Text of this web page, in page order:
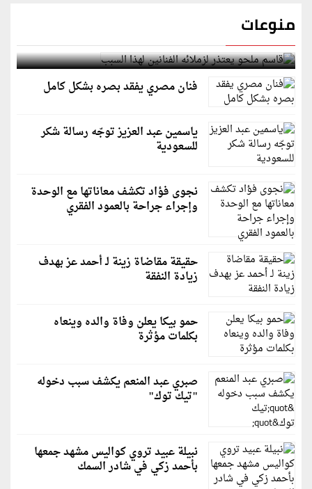
منوعات
قاسم ملحو يعتذر لزملائه الفنانين لهذا السبب
فنان مصري يفقد بصره بشكل كامل
ياسمين عبد العزيز توجّه رسالة شكر
للسعودية
نجوى فؤاد تكشف معاناتها مع الوحدة
وإجراء جراحة بالعمود الفقري
حقيقة مقاضاة زينة لـ أحمد عز بهدف
زيادة النفقة
حمو بيكا يعلن وفاة والده وينعاه
بكلمات مؤثرة
صبري عبد المنعم يكشف سبب دخوله
"تيك توك"
نبيلة عبيد تروي كواليس مشهد جمعها
بأحمد زكي في شادر السمك